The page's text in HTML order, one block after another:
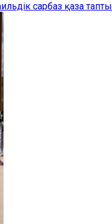
сарбаз қаза тапты